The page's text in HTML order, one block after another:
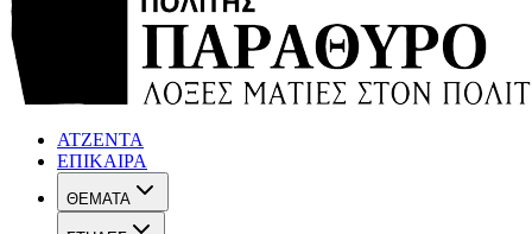
ΑΤΖΕΝΤΑ
ΕΠΙΚΑΙΡΑ
ΘΕΜΑΤΑ